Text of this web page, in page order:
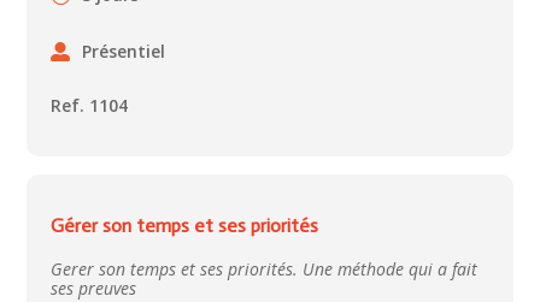
Présentiel
Ref. 1104
Gérer son temps et ses priorités
Gerer son temps et ses priorités. Une méthode qui a fait
ses preuves